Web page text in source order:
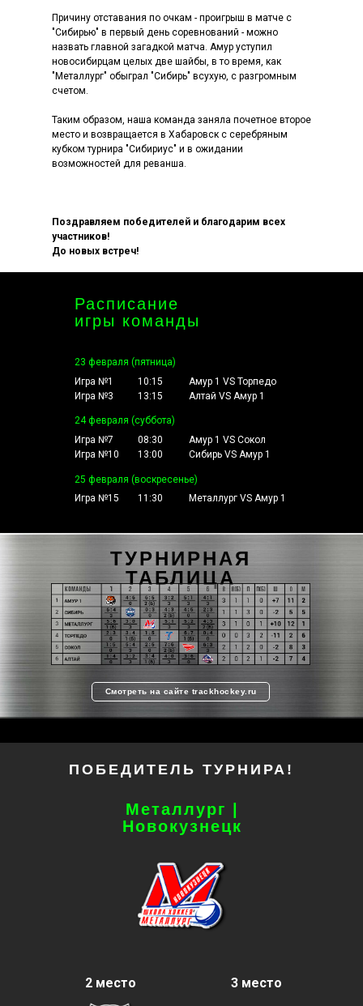
Причину отставания по очкам - проигрыш в матче с
"Сибирью" в первый день соревнований - можно
назвать главной загадкой матча. Амур уступил
новосибирцам целых две шайбы, в то время, как
"Металлург" обыграл "Сибирь" всухую, с разгромным
счетом.
Таким образом, наша команда заняла почетное второе
место и возвращается в Хабаровск с серебряным
кубком турнира "Сибириус" и в ожидании
возможностей для реванша.
Поздравляем победителей и благодарим всех
участников!
До новых встреч!
Расписание
игры команды
23 февраля (пятница)
Игра №1
Игра №3
Игра №7
Игра №10
Игра №15
10:15
13:15
08:30
13:00
11:30
Амур 1 VS Торпедо
Алтай VS Амур 1
Амур 1 VS Сокол
Сибирь VS Амур 1
Металлург VS Амур 1
25 февраля (воскресенье)
24 февраля (суббота)
ТУРНИРНАЯ
ТАБЛИЦА
Смотреть на сайте trackhockey.ru
ПОБЕДИТЕЛЬ ТУРНИРА!
Металлург |
Новокузнецк
2 место 3 место